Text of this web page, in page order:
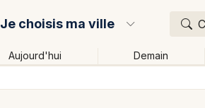
Je choisis ma ville
Aujourd'hui Demain